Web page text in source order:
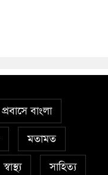
প্রবাসে বাংলা
মতামত
স্বাস্থ্য সাহিত্য